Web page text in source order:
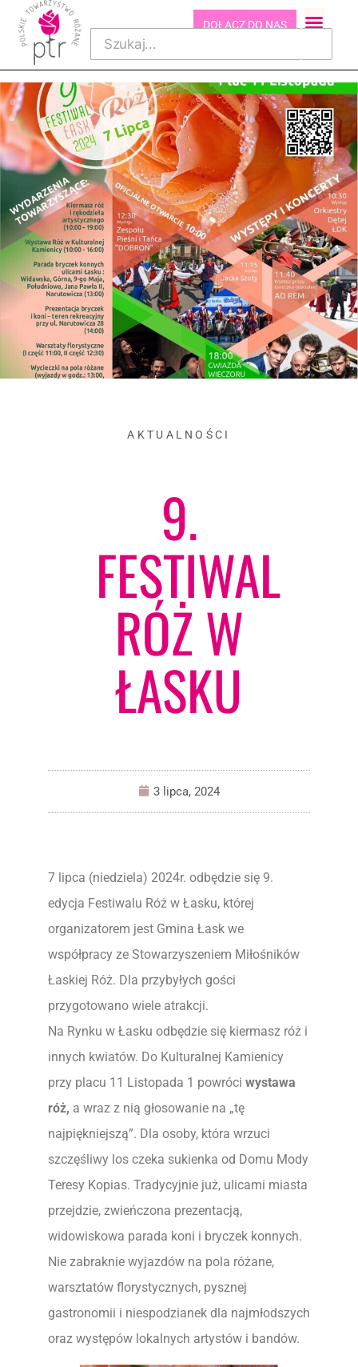
DOŁĄCZ DO NAS
AKTUALNOŚCI
9.
FESTIWAL
RÓŻ W
ŁASKU
3 lipca, 2024
7 lipca (niedziela) 2024r. odbędzie się 9.
edycja Festiwalu Róż w Łasku, której
organizatorem jest Gmina Łask we
współpracy ze Stowarzyszeniem Miłośników
Łaskiej Róż. Dla przybyłych gości
przygotowano wiele atrakcji.
Na Rynku w Łasku odbędzie się kiermasz róż i
innych kwiatów. Do Kulturalnej Kamienicy
przy placu 11 Listopada 1 powróci wystawa
róż, a wraz z nią głosowanie na „tę
najpiękniejszą”. Dla osoby, która wrzuci
szczęśliwy los czeka sukienka od Domu Mody
Teresy Kopias. Tradycyjnie już, ulicami miasta
przejdzie, zwieńczona prezentacją,
widowiskowa parada koni i bryczek konnych.
Nie zabraknie wyjazdów na pola różane,
warsztatów florystycznych, pysznej
gastronomii i niespodzianek dla najmłodszych
oraz występów lokalnych artystów i bandów.